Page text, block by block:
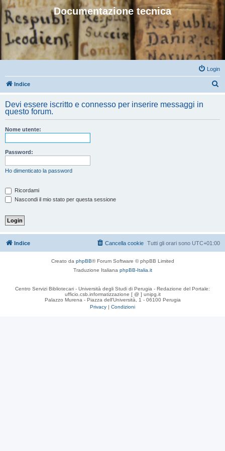
Documentazione tecnica
Login
Indice
c
Devi essere iscritto e connesso per inserire messaggi in
questo forum.
Nome utente:
Password:
Ho dimenticato la password
Ricordami
Nascondi il mio stato per questa sessione
Indice Tutti gli orari sono UTC+01:00
Cancella cookie
Creato da phpBB® Forum Software © phpBB Limited
Traduzione Italiana phpBB-Italia.it
Centro Servizi Bibliotecari - Università degli Studi di Perugia - Redazione del Portale:
ufficio.csb.informatizzazione [ @ ] unipg.it
Palazzo Murena - Piazza dell'Università, 1 - 06100 Perugia
Privacy | Condizioni